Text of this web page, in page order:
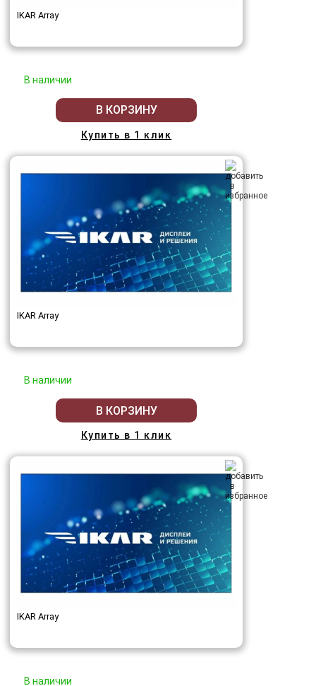
IKAR Array
В наличии
В КОРЗИНУ
Купить в 1 клик
IKAR Array
В наличии
В КОРЗИНУ
Купить в 1 клик
IKAR Array
В наличии